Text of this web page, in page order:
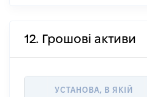
12. Грошові активи
УСТАНОВА, В ЯКІЙ